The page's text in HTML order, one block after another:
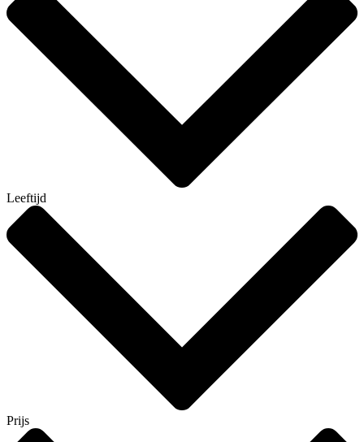
Leeftijd
Prijs